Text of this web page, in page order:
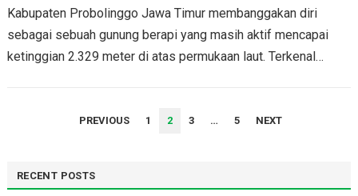
Kabupaten Probolinggo Jawa Timur membanggakan diri
sebagai sebuah gunung berapi yang masih aktif mencapai
ketinggian 2.329 meter di atas permukaan laut. Terkenal
PREVIOUS 1 2 3 … 5 NEXT
RECENT POSTS